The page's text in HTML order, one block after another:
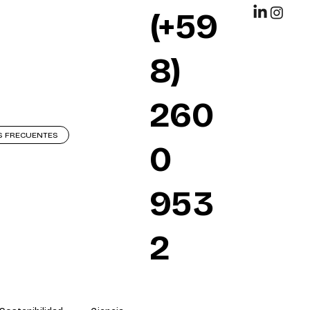
FRECUENTES
(+59
8)
260
0
953
2